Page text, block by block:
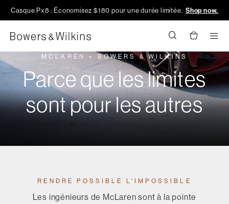
Casque Px8 : Économisez $180 pour une durée limitée. Shop now.
MCLAREN + BOWERS & WILKINS
Parce que les limites
sont pour les autres
RENDRE POSSIBLE L'IMPOSSIBLE
Les ingénieurs de McLaren sont à la pointe